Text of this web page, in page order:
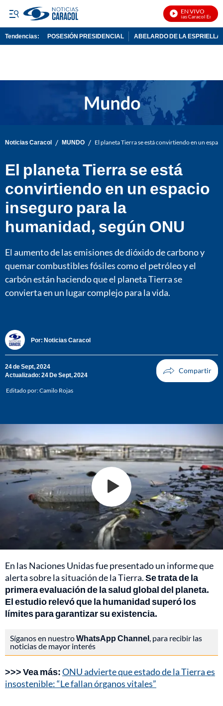
EN VIVO
Noticias Caracol En Vivo
Tendencias: POSESIÓN PRESIDENCIAL ABELARDO DE LA ESPRIELLA
Noticias Caracol / MUNDO / El planeta Tierra se está convirtiendo en un
El planeta Tierra se está
convirtiendo en un espacio
inseguro para la
humanidad, según ONU
El aumento de las emisiones de dióxido de carbono y
quemar combustibles fósiles como el petróleo y el
carbón están haciendo que el planeta Tierra se
convierta en un lugar complejo para la vida.
Por: Noticias Caracol
24 de Sept, 2024
Actualizado: 24 De Sept, 2024
Editado por:Camilo Rojas
En las Naciones Unidas fue presentado un informe que
alerta sobre la situación de la Tierra.Se trata de la
primera evaluación de la salud global del planeta.
El estudio relevó que la humanidad superó los
límites para garantizar su existencia.
Síganos en nuestroWhatsApp Channel , para recibir las
noticias de mayor interés
>>> Vea más:ONU advierte que estado de la Tierra es
insostenible: “Le fallan órganos vitales”